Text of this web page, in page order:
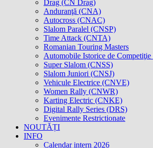
Drag (CN Drag)
Anduranţă (CNA)
Autocross (CNAC)
Slalom Paralel (CNSP)
Time Attack (CNTA)
Romanian Touring Masters
Automobile Istorice de
Super Slalom (CNSS)
Slalom Juniori (CNSJ)
Vehicule Electrice (CNVE)
Women Rally (CNWR)
Karting Electric (CNKE)
Digital Rally Series (DRS)
Evenimente Restrictionate
NOUTĂȚI
INFO
Calendar intern 2026